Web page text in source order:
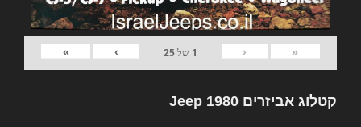
«
‹
1 של25
›
»
קטלוג אביזרים Jeep 1980